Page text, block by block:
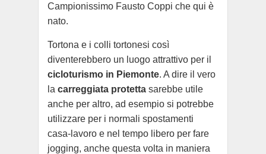
Campionissimo Fausto Coppi che qui è
nato.
Tortona e i colli tortonesi così
diventerebbero un luogo attrattivo per il
cicloturismo in Piemonte. A dire il vero
la carreggiata protetta sarebbe utile
anche per altro, ad esempio si potrebbe
utilizzare per i normali spostamenti
casa-lavoro e nel tempo libero per fare
jogging, anche questa volta in maniera